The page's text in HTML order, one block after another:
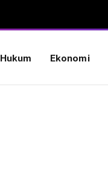
Hukum Ekonomi